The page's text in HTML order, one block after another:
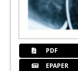
PDF
EPAPER